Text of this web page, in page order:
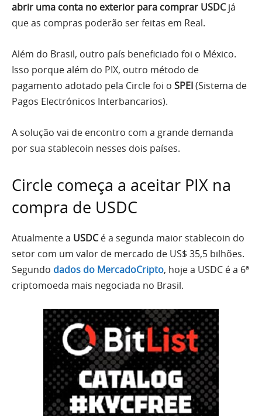
abrir uma conta no exterior para comprar USDCjá
que as compras poderão ser feitas em Real.
Além do Brasil, outro país beneficiado foi o México.
Isso porque além do PIX, outro método de
pagamento adotado pela Circle foi o SPEI(Sistema de
Pagos Electrónicos Interbancarios).
A solução vai de encontro com a grande demanda
por sua stablecoin nesses dois países.
Circle começa a aceitar PIX na
compra de USDC
Atualmente a USDCé a segunda maior stablecoin do
setor com um valor de mercado de US$ 35,5 bilhões.
Segundo dados do MercadoCripto, hoje a USDC é a 6ª
criptomoeda mais negociada no Brasil.